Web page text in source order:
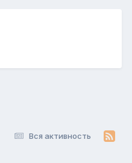
Вся активность